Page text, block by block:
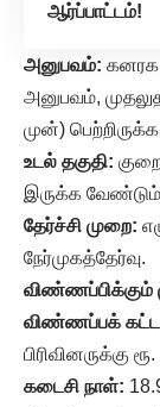
ஆர்ப்பாட்டம்!
அனுபவம்: கனரக
அனுபவம்,
முன்)
உடல் தகுதி:
இருக்க
தேர்ச்சி முறை:
நேர்முகத்தேர்வு.
விண்ணப்பிக்கும்
விண்ணப்பக்
பிரிவினருக்கு
கடைசி நாள்: